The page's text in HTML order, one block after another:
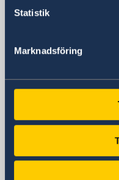
Statistik
Marknadsföring
82, rue de
Postadress
Permanent
Case Postale
CH-1211
Schweiz